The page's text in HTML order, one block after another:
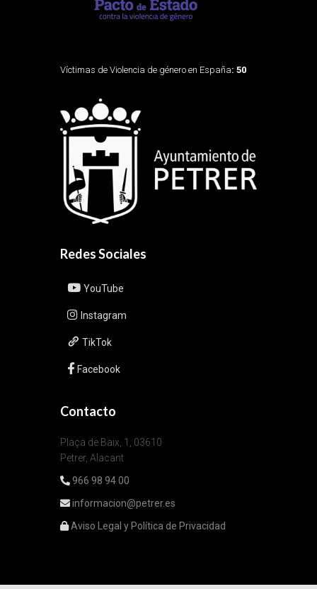
Víctimas de Violencia de género en España: 50
Redes Sociales
YouTube
Instagram
TikTok
Facebook
Contacto
Plaça de Baix, 1, 03610
Petrer, Alacant
966 98 94 00
informacion@petrer.es
Aviso Legal y Política de Privacidad